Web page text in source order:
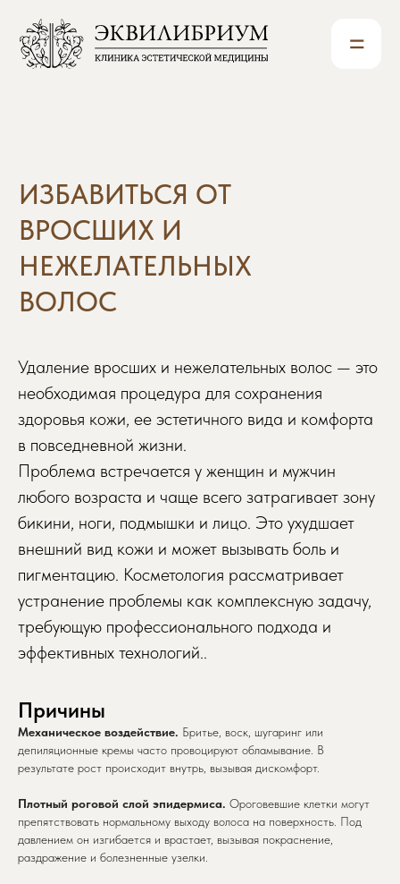
=
НЕЖЕЛАТЕЛЬНЫХ
ВОЛОС
Удаление вросших и нежелательных волос — это
необходимая процедура для сохранения
здоровья кожи, ее эстетичного вида и комфорта
в повседневной жизни.
Проблема встречается у женщин и мужчин
любого возраста и чаще всего затрагивает зону
бикини, ноги, подмышки и лицо. Это ухудшает
внешний вид кожи и может вызывать боль и
пигментацию. Косметология рассматривает
устранение проблемы как комплексную задачу,
требующую профессионального подхода и
эффективных технологий..
Причины
Механическое воздействие. Бритье, воск, шугаринг или
депиляционные кремы часто провоцируют обламывание. В
результате рост происходит внутрь, вызывая дискомфорт.
Плотный роговой слой эпидермиса. Ороговевшие клетки могут
препятствовать нормальному выходу волоса на поверхность. Под
давлением он изгибается и врастает, вызывая покраснение,
раздражение и болезненные узелки.